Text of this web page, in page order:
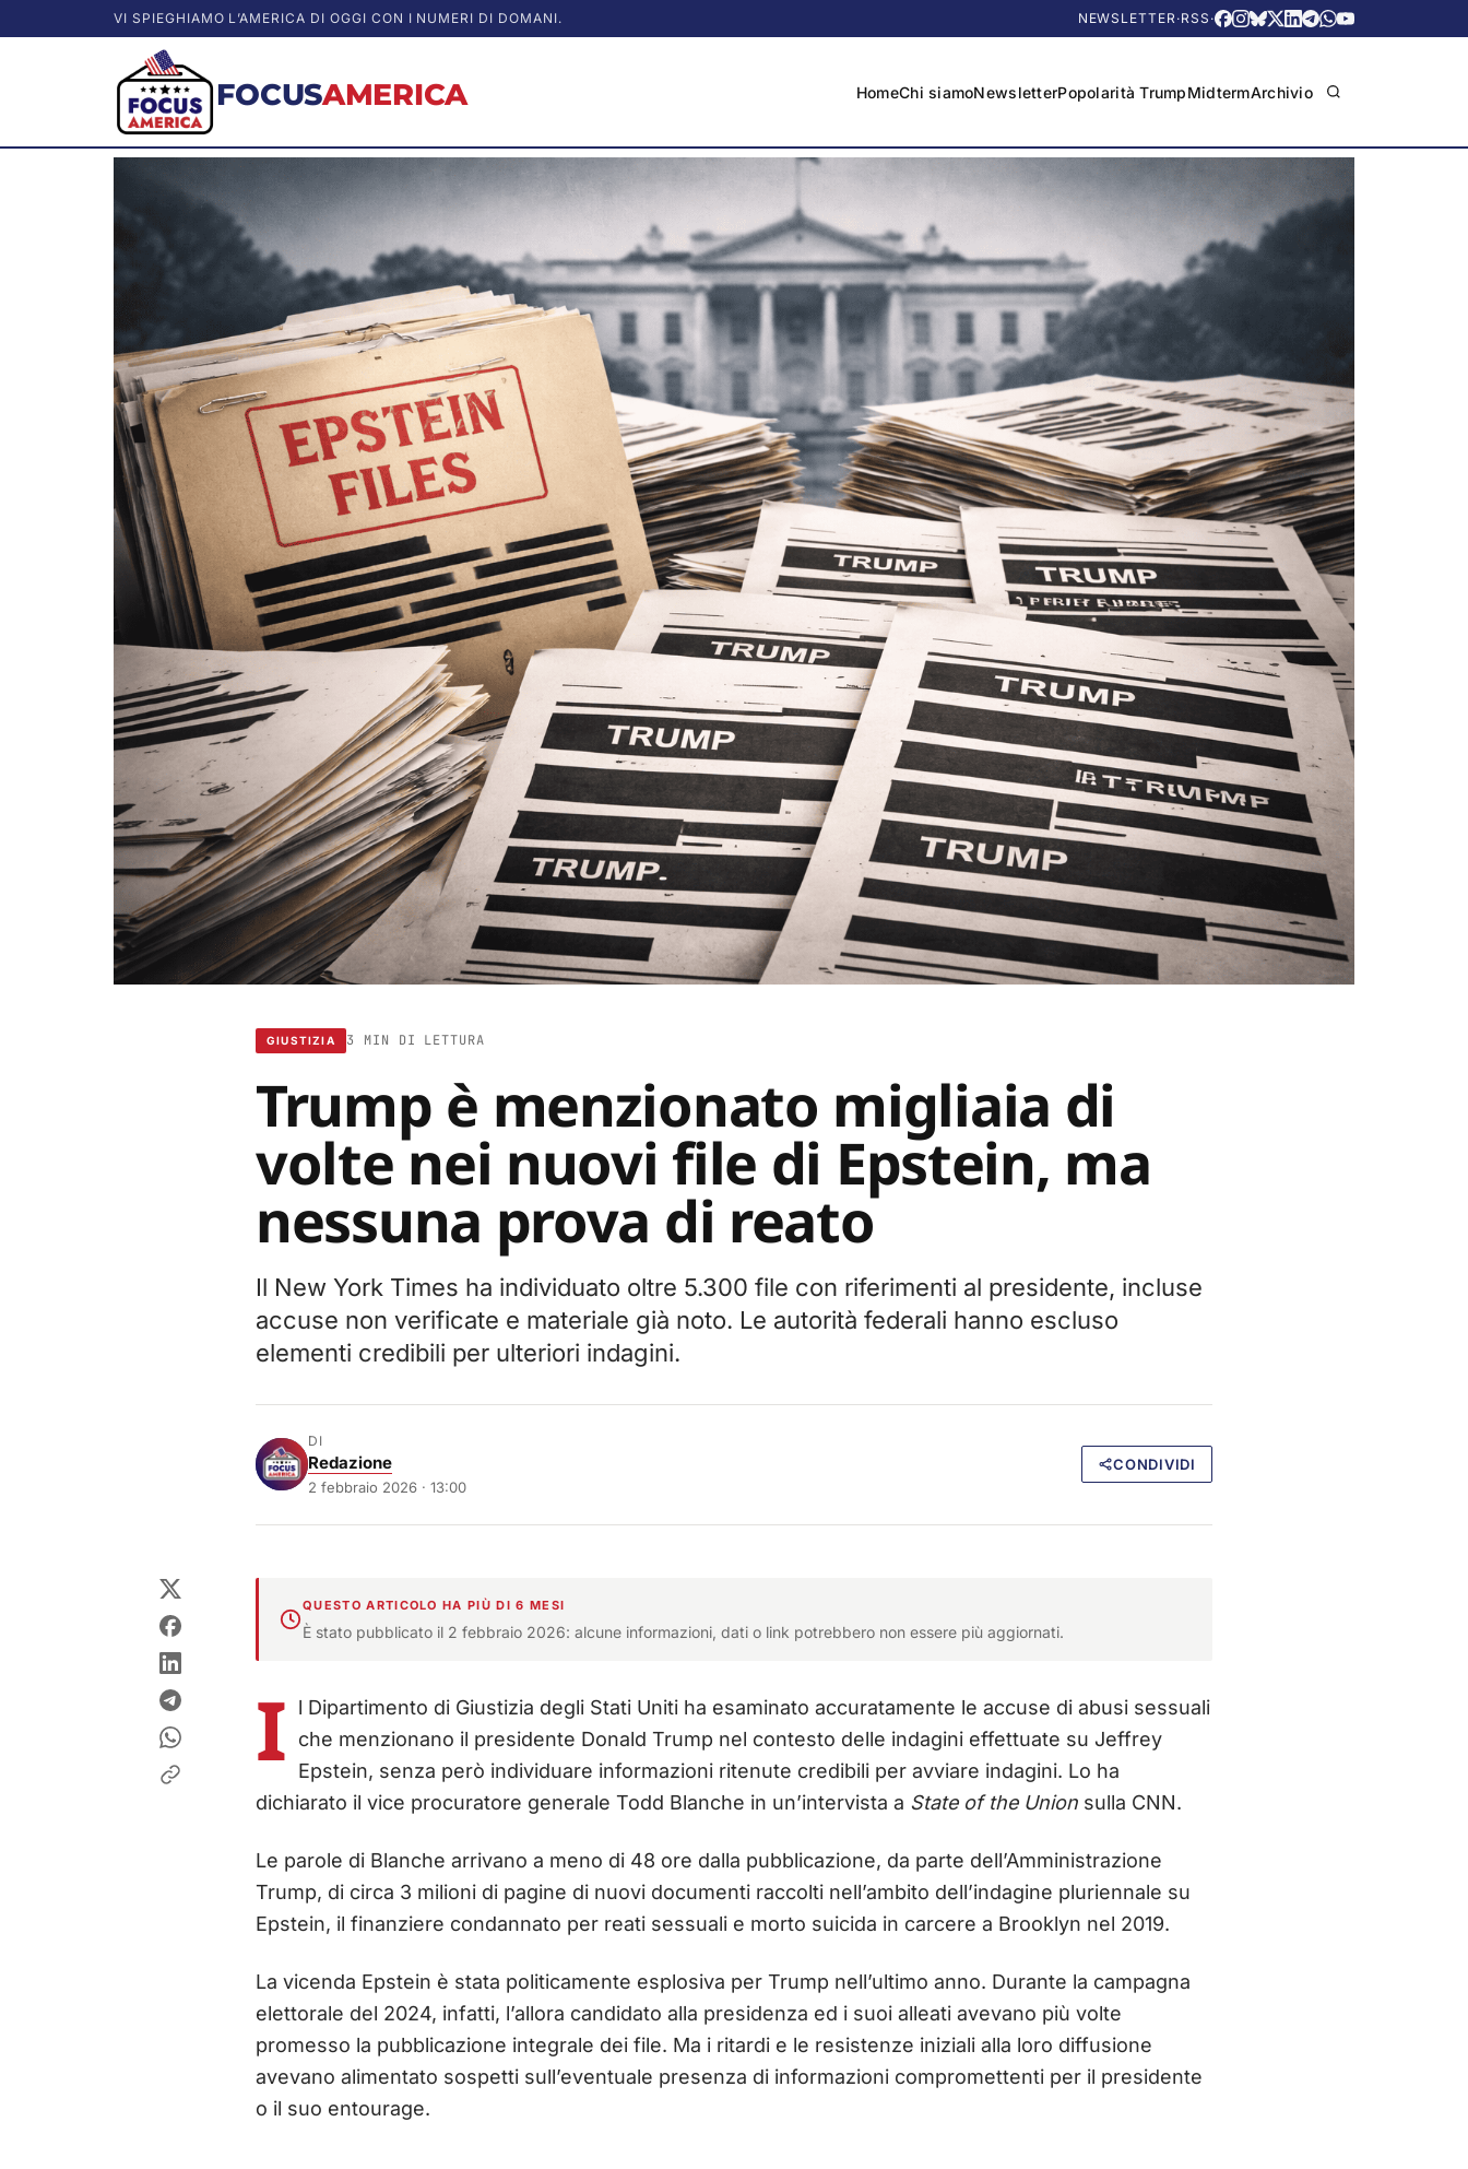
VI SPIEGHIAMO L’AMERICA DI OGGI CON I NUMERI DI DOMANI. NEWSLETTER·RSS ·
FOCUSAMERICA HomeChi siamoNewsletterPopolarità TrumpMidtermArchivio
GIUSTIZIA 3 MIN DI LETTURA
Trump è menzionato migliaia di
volte nei nuovi file di Epstein, ma
nessuna prova di reato
Il New York Times ha individuato oltre 5.300 file con riferimenti al presidente, incluse
accuse non verificate e materiale già noto. Le autorità federali hanno escluso
elementi credibili per ulteriori indagini.
DI
Redazione
2 febbraio 2026 · 13:00
CONDIVIDI
QUESTO ARTICOLO HA PIÙ DI 6 MESI
È stato pubblicato il 2 febbraio 2026: alcune informazioni, dati o link potrebbero non essere più aggiornati.
I
l Dipartimento di Giustizia degli Stati Uniti ha esaminato accuratamente le accuse di abusi sessuali
che menzionano il presidente Donald Trump nel contesto delle indagini effettuate su Jeffrey
Epstein, senza però individuare informazioni ritenute credibili per avviare indagini. Lo ha
dichiarato il vice procuratore generale Todd Blanche in un’intervista a State of the Union sulla CNN.
Le parole di Blanche arrivano a meno di 48 ore dalla pubblicazione, da parte dell’Amministrazione
Trump, di circa 3 milioni di pagine di nuovi documenti raccolti nell’ambito dell’indagine pluriennale su
Epstein, il finanziere condannato per reati sessuali e morto suicida in carcere a Brooklyn nel 2019.
La vicenda Epstein è stata politicamente esplosiva per Trump nell’ultimo anno. Durante la campagna
elettorale del 2024, infatti, l’allora candidato alla presidenza ed i suoi alleati avevano più volte
promesso la pubblicazione integrale dei file. Ma i ritardi e le resistenze iniziali alla loro diffusione
avevano alimentato sospetti sull’eventuale presenza di informazioni compromettenti per il presidente
o il suo entourage.